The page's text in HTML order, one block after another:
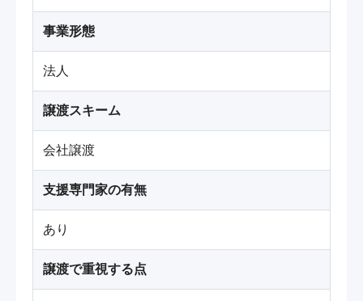
事業形態
法人
譲渡スキーム
会社譲渡
支援専門家の有無
あり
譲渡で重視する点